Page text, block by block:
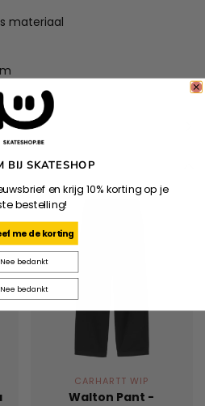
materiaal
CARHARTT WIP
Walton Pant -
BIJ SKATESHOP
en krijg 10% korting op je
bestelling!
me de korting
Nee bedankt
Nee bedankt